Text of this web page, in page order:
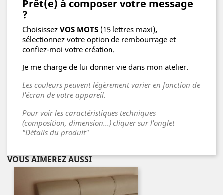
Prêt(e) à composer votre message
?
Choisissez VOS MOTS (15 lettres maxi),
sélectionnez votre option de rembourrage et
confiez-moi votre création.
Je me charge de lui donner vie dans mon atelier.
Les couleurs peuvent légèrement varier en fonction de
l'écran de votre appareil.
Pour voir les caractéristiques techniques
(composition, dimension...) cliquer sur l'onglet
"Détails du produit"
VOUS AIMEREZ AUSSI